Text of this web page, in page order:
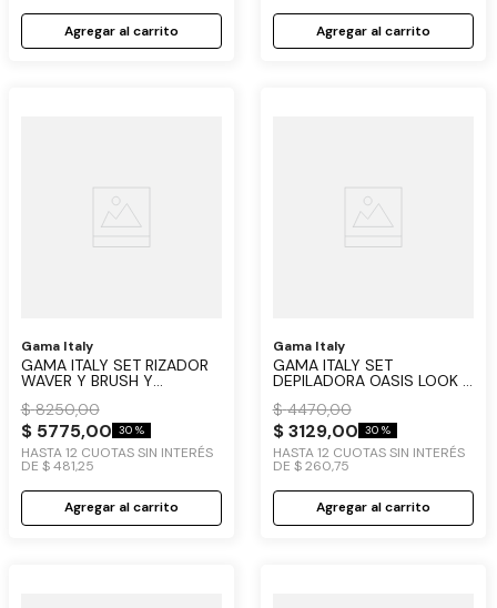
Agregar al carrito Agregar al carrito
Gama Italy
GAMA ITALY SET RIZADOR
WAVER Y BRUSH Y
$ 8250,00
$ 5775,00 30 %
HASTA12 CUOTAS SIN INTERÉS
DE $ 481,25
Agregar al carrito
Gama Italy
GAMA ITALY SET
DEPILADORA OASIS LOOK +
$ 4470,00
$ 3129,00 30 %
HASTA12 CUOTAS SIN INTERÉS
DE $ 260,75
Agregar al carrito